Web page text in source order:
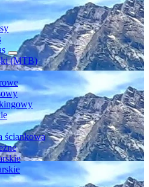
(MTB)
ściankowa